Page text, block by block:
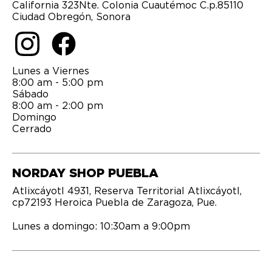
California 323Nte. Colonia Cuautémoc C.p.85110
Ciudad Obregón, Sonora
Lunes a Viernes
8:00 am - 5:00 pm
Sábado
8:00 am - 2:00 pm
Domingo
Cerrado
NORDAY SHOP PUEBLA
Atlixcáyotl 4931, Reserva Territorial Atlixcáyotl,
cp72193 Heroica Puebla de Zaragoza, Pue.